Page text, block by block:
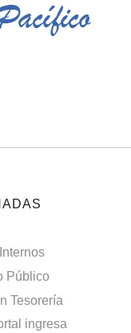
Público
Tesorería
ingresa